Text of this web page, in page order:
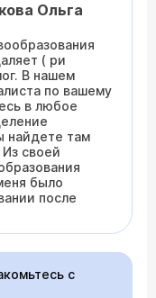
Ольга
( ри
В нашем
по вашему
в любое
найдете там
своей
было
после
с